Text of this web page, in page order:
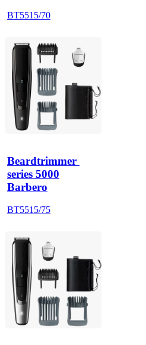
BT5515/70
Beardtrimmer
series 5000
Barbero
BT5515/75